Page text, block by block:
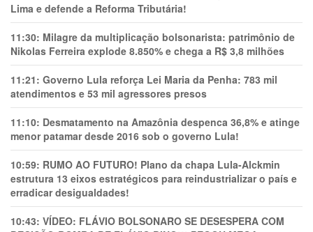
Lima e defende a Reforma Tributária!
11:30: Milagre da multiplicação bolsonarista: patrimônio de
Nikolas Ferreira explode 8.850% e chega a R$ 3,8 milhões
11:21: Governo Lula reforça Lei Maria da Penha: 783 mil
atendimentos e 53 mil agressores presos
11:10: Desmatamento na Amazônia despenca 36,8% e atinge
menor patamar desde 2016 sob o governo Lula!
10:59: RUMO AO FUTURO! Plano da chapa Lula-Alckmin
estrutura 13 eixos estratégicos para reindustrializar o país e
erradicar desigualdades!
10:43: VÍDEO: FLÁVIO BOLSONARO SE DESESPERA COM